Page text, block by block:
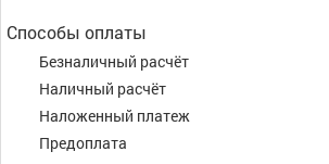
Способы оплаты
Безналичный расчёт
Наличный расчёт
Наложенный платеж
Предоплата